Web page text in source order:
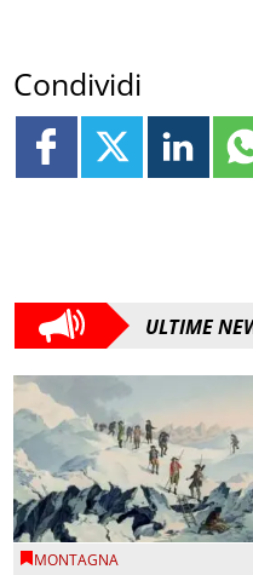
Condividi
ULTIME
MONTAGNA